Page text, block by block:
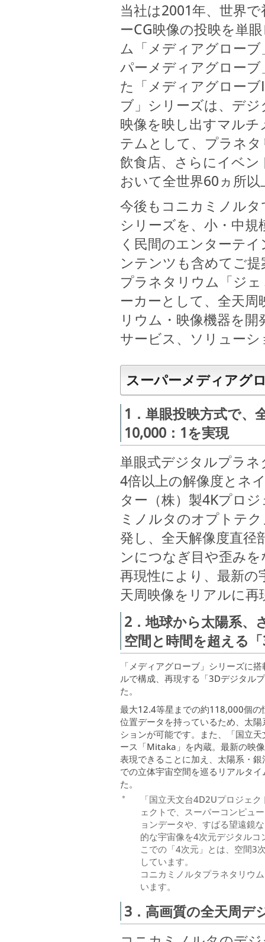
当社は2001年、世界
ーCG映像の投映を単
ム「メディアグロー
パーメディアグロー
た「メディアグロー
ブ」シリーズは、デ
映像を映し出すマル
テムとして、プラネ
飲食店、さらにイベ
おいて全世界60ヵ所
今後もコニカミノル
シリーズを、小・中
く民間のエンターテ
ンテンツも含めてご
プラネタリウム「ジ
ーカーとして、全天
リウム・映像機器を
サービス、ソリュー
スーパーメディアグ
1．単眼投映方式で、
10,000：1を実現
単眼式デジタルプラ
4倍以上の解像度とネ
ター（株）製4Kプロ
ミノルタのオプトテ
発し、全天解像度直
ンにつなぎ目や歪み
再現性により、最新の
天周映像をリアルに再
2．地球から太陽系、
空間と時間を超える
「メディアグローブ」シリーズに
ルで構成、再現する「3Dデジタル
た。
最大12.4等星までの約118,000個
位置データを持っているため、太
ションが可能です。また、「国立
ース「Mitaka」を内蔵。最新の映
表現できることに加え、太陽系・
での立体宇宙空間を巡るリアルタ
た。
＊
「国立天文台4D2Uプロジェ
ェクトで、スーパーコンピュ
ョンデータや、すばる望遠鏡
的な宇宙像を4次元デジタル
こでの「4次元」とは、空間3
しています。
コニカミノルタプラネタリウ
います。
3．高画質の全天周デ